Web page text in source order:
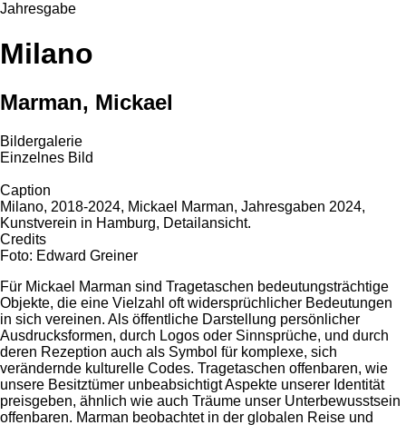
Jahresgabe
Milano
Marman, Mickael
Bildergalerie
Einzelnes Bild
Caption
Milano, 2018-2024, Mickael Marman, Jahresgaben 2024,
Kunstverein in Hamburg, Detailansicht.
Credits
Foto: Edward Greiner
Für Mickael Marman sind Tragetaschen bedeutungsträchtige
Objekte, die eine Vielzahl oft widersprüchlicher Bedeutungen
in sich vereinen. Als öffentliche Darstellung persönlicher
Ausdrucksformen, durch Logos oder Sinnsprüche, und durch
deren Rezeption auch als Symbol für komplexe, sich
verändernde kulturelle Codes. Tragetaschen offenbaren, wie
unsere Besitztümer unbeabsichtigt Aspekte unserer Identität
preisgeben, ähnlich wie auch Träume unser Unterbewusstsein
offenbaren. Marman beobachtet in der globalen Reise und